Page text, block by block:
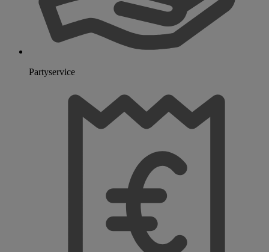
Partyservice